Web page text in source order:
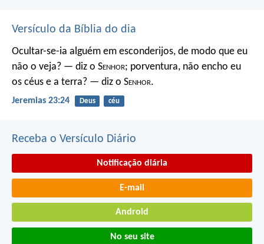
Versículo da Bíblia do dia
Ocultar-se-ia alguém em esconderijos, de modo que eu
não o veja? — diz o Senhor; porventura, não encho eu
os céus e a terra? — diz o Senhor.
Jeremias 23:24 Deus céu
Receba o Versículo Diário
Notificação diária
E-mail
Android
No seu site